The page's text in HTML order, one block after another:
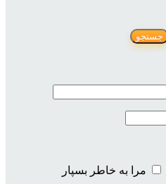
جستجو
مرا به خاطر بسپار